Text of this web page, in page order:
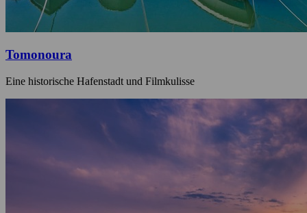
Tomonoura
Eine historische Hafenstadt und Filmkulisse